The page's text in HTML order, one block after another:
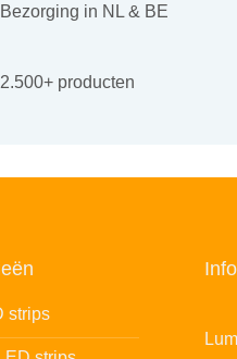
Bezorging in NL & BE
2.500+ producten
strips